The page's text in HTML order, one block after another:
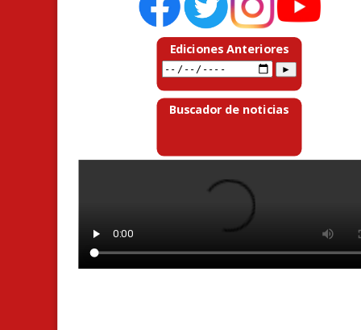
Ediciones Anteriores
Buscador de noticias